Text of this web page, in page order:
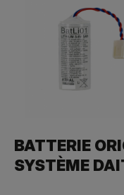
BATTERIE
SYSTÈME